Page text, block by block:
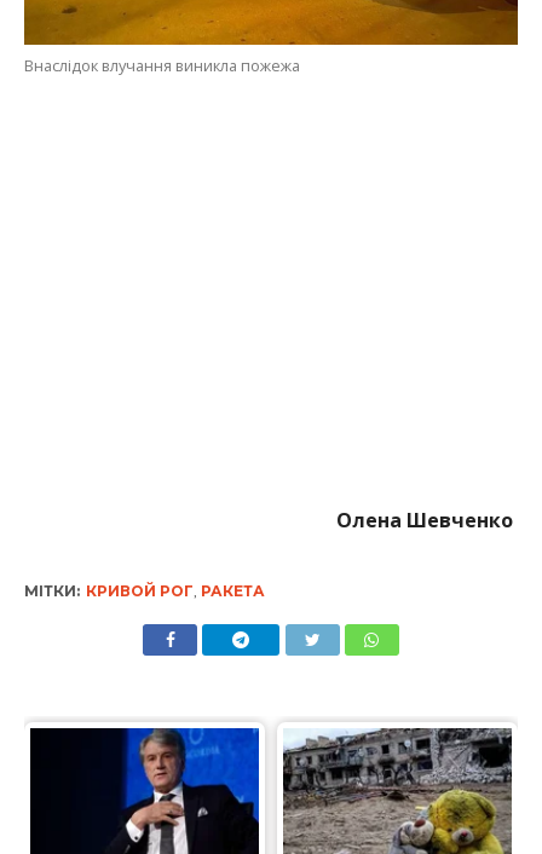
Внаслідок влучання виникла пожежа
Олена Шевченко
МІТКИ: КРИВОЙ РОГ, РАКЕТА